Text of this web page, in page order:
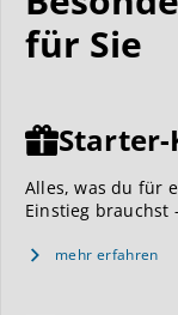
für Sie
Starter-
Alles, was du für
Einstieg brauchst
mehr erfahren